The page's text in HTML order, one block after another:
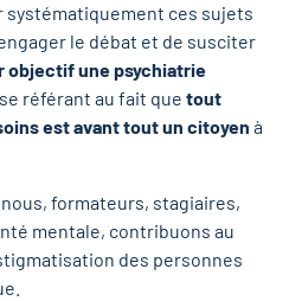
systématiquement ces sujets
le débat et de susciter
objectif une psychiatrie
se référant au fait quetout
est avant tout un citoyen à
formateurs, stagiaires,
mentale, contribuons au
des personnes